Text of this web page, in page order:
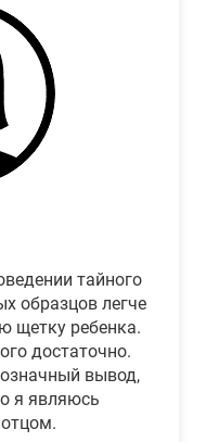
тайного
образцов легче
щетку ребенка.
достаточно.
вывод,
я являюсь